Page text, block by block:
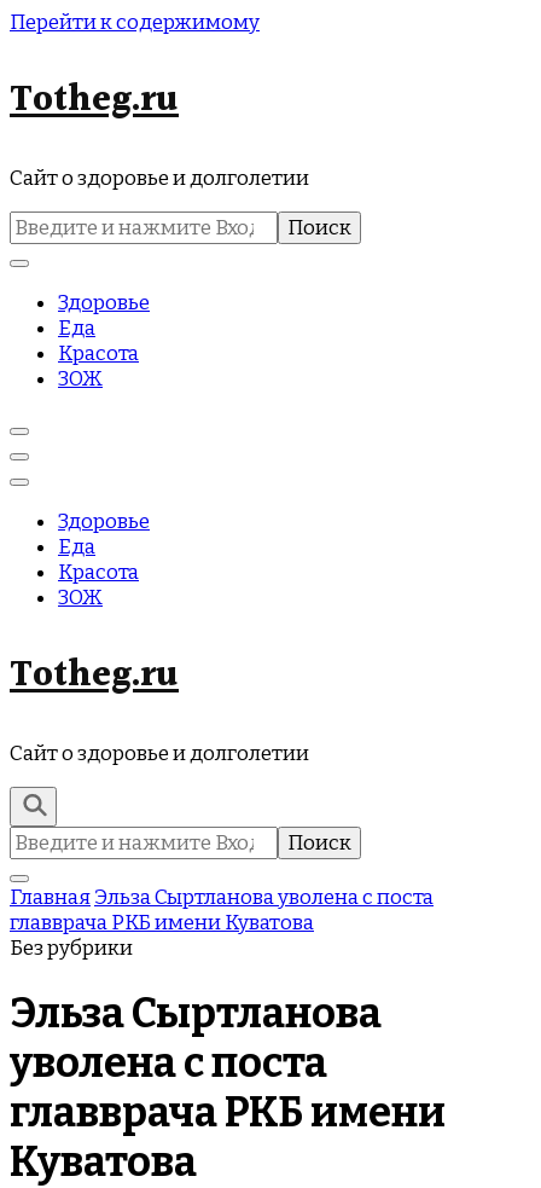
Перейти к содержимому
Totheg.ru
Сайт о здоровье и долголетии
Найти:
Здоровье
Еда
Красота
ЗОЖ
Здоровье
Еда
Красота
ЗОЖ
Totheg.ru
Сайт о здоровье и долголетии
Найти:
ГлавнаяЭльза Сыртланова уволена с поста
главврача РКБ имени Куватова
Без рубрики
Эльза Сыртланова
уволена с поста
главврача РКБ имени
Куватова